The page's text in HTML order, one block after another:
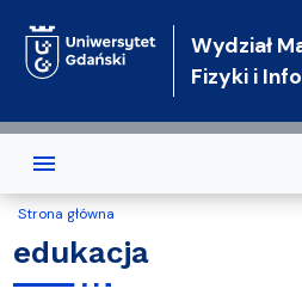
Wydział
Fizyki i
Strona główna
edukacja